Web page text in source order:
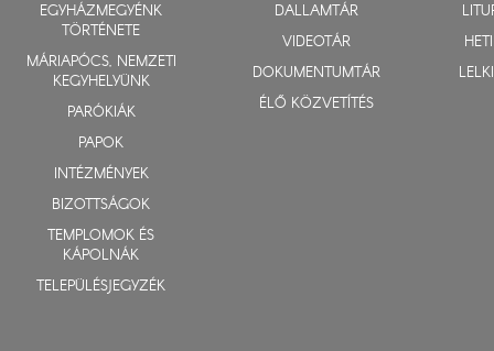
EGYHÁZMEGYÉNK
TÖRTÉNETE
MÁRIAPÓCS, NEMZETI
KEGYHELYÜNK
PARÓKIÁK
PAPOK
INTÉZMÉNYEK
BIZOTTSÁGOK
TEMPLOMOK ÉS
KÁPOLNÁK
TELEPÜLÉSJEGYZÉK
DALLAMTÁR
VIDEOTÁR
DOKUMENTUMTÁR
ÉLŐ KÖZVETÍTÉS